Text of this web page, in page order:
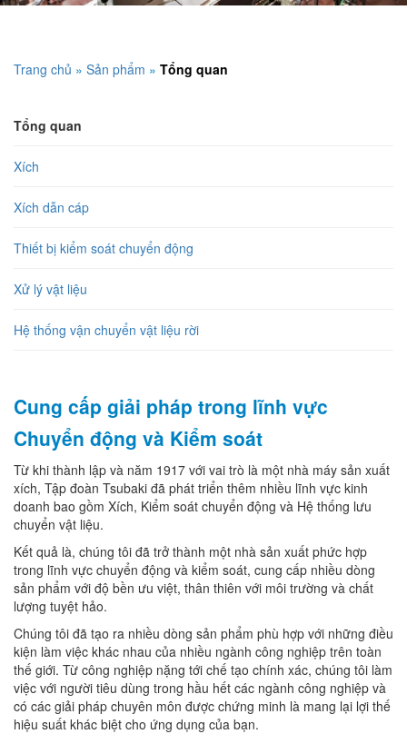
Trang chủ » Sản phẩm » Tổng quan
Tổng quan
Xích
Xích dẫn cáp
Thiết bị kiểm soát chuyển động
Xử lý vật liệu
Hệ thống vận chuyển vật liệu rời
Cung cấp giải pháp trong lĩnh vực
Chuyển động và Kiểm soát
Từ khi thành lập và năm 1917 với vai trò là một nhà máy sản xuất
xích, Tập đoàn Tsubaki đã phát triển thêm nhiều lĩnh vực kinh
doanh bao gồm Xích, Kiểm soát chuyển động và Hệ thống lưu
chuyển vật liệu.
Kết quả là, chúng tôi đã trở thành một nhà sản xuất phức hợp
trong lĩnh vực chuyển động và kiểm soát, cung cấp nhiều dòng
sản phẩm với độ bền ưu việt, thân thiên với môi trường và chất
lượng tuyệt hảo.
Chúng tôi đã tạo ra nhiều dòng sản phẩm phù hợp với những điều
kiện làm việc khác nhau của nhiều ngành công nghiệp trên toàn
thế giới. Từ công nghiệp nặng tới chế tạo chính xác, chúng tôi làm
việc với người tiêu dùng trong hầu hết các ngành công nghiệp và
có các giải pháp chuyên môn được chứng minh là mang lại lợi thế
hiệu suất khác biệt cho ứng dụng của bạn.